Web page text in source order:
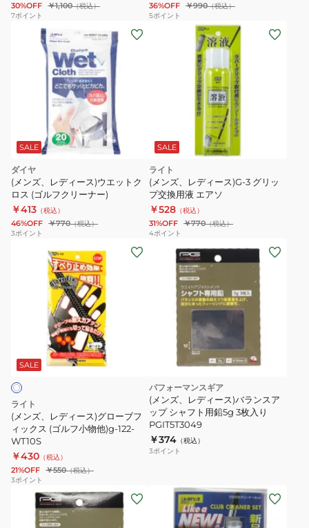
白
30%OFF ￥1,100（税込）
7ポイント
36%OFF ￥990（税込）
5ポイント
SALE
ダイヤ
(メンズ、レディース)ウエットク
ロス (ゴルフクリーナー)
￥413 （税込）
46%OFF ￥770（税込）
3ポイント
SALE
ライト
(メンズ、レディース)G-3 グリッ
プ交換用液 エアソ
￥528 （税込）
31%OFF ￥770（税込）
4ポイント
ス)
グ
ロ
ー
ブ
フ
ィ
ッ
SALE
ライト
(メンズ、レディース)グローブフ
ィックス (ゴルフ小物他)g-122-
WT10S
￥430 （税込）
21%OFF ￥550（税込）
3ポイント
パフォーマンスギア
(メンズ、レディース)バランスア
ップ シャフト用鉛5g 3枚入り
PGIT5T3049
￥374 （税込）
3ポイント